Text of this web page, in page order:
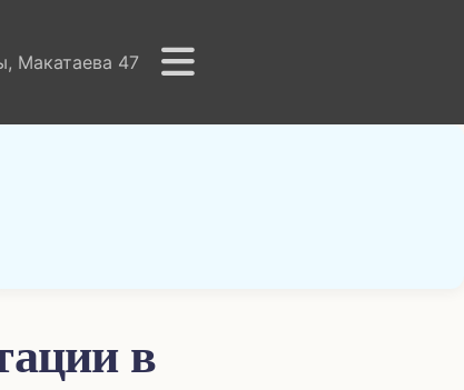
Макатаева 47
в